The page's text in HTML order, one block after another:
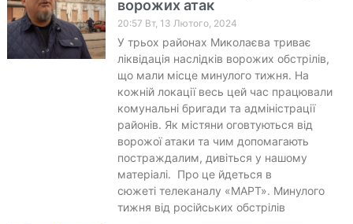
ворожих атак
20:57 Вт, 13 Лютого, 2024
У трьох районах Миколаєва триває
ліквідація наслідків ворожих обстрілів,
що мали місце минулого тижня. На
кожній локації весь цей час працювали
комунальні бригади та адміністрації
районів. Як містяни оговтуються від
ворожої атаки та чим допомагають
постраждалим, дивіться у нашому
матеріалі. Про це йдеться в
сюжеті телеканалу «МАРТ». Минулого
тижня від російських обстрілів